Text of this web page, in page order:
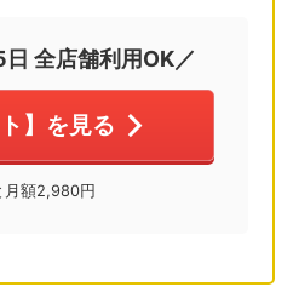
全店舗利用OK／
】を見る
月額2,980円